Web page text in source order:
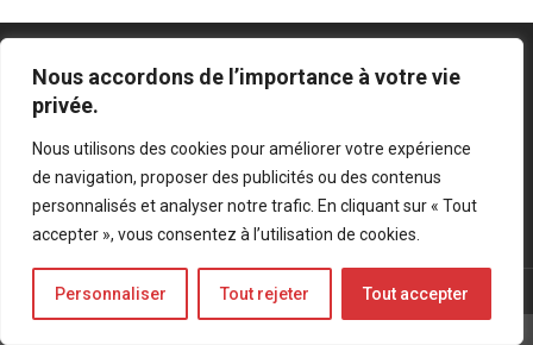
Nous accordons de l’importance à votre vie
privée.
Nous utilisons des cookies pour améliorer votre expérience
de navigation, proposer des publicités ou des contenus
personnalisés et analyser notre trafic. En cliquant sur « Tout
accepter », vous consentez à l’utilisation de cookies.
Personnaliser Tout rejeter Tout accepter
Bluesky
LinkedIn
Twitter
© Forces Operations Blog - 2022